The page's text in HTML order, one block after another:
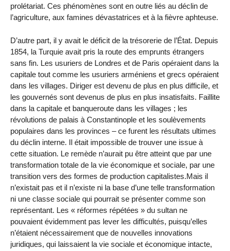
prolétariat. Ces phénomènes sont en outre liés au déclin de
l’agriculture, aux famines dévastatrices et à la fièvre aphteuse.
D’autre part, il y avait le déficit de la trésorerie de l’État. Depuis
1854, la Turquie avait pris la route des emprunts étrangers
sans fin. Les usuriers de Londres et de Paris opéraient dans la
capitale tout comme les usuriers arméniens et grecs opéraient
dans les villages. Diriger est devenu de plus en plus difficile, et
les gouvernés sont devenus de plus en plus insatisfaits. Faillite
dans la capitale et banqueroute dans les villages ; les
révolutions de palais à Constantinople et les soulèvements
populaires dans les provinces – ce furent les résultats ultimes
du déclin interne. Il était impossible de trouver une issue à
cette situation. Le remède n’aurait pu être atteint que par une
transformation totale de la vie économique et sociale, par une
transition vers des formes de production capitalistes.Mais il
n’existait pas et il n’existe ni la base d’une telle transformation
ni une classe sociale qui pourrait se présenter comme son
représentant. Les « réformes répétées » du sultan ne
pouvaient évidemment pas lever les difficultés, puisqu’elles
n’étaient nécessairement que de nouvelles innovations
juridiques, qui laissaient la vie sociale et économique intacte,